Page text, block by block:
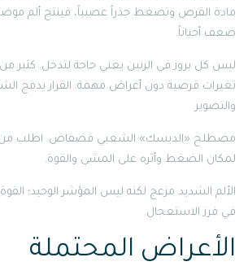
مادة القرص وتضغط جذراً عصبياً، فينتج ألم
ضعف أحياناً.
ليس كل بروز في الرنين يعني حاجة لتدخل. كثير من
تغيرات قرصية دون أعراض مهمة. القرار يدمج
والتصوير.
مصطلح «الديسك» الشعبي فضفاض. اطلب من
لمكان الضغط وأثره على المشي والقوة.
الألم الشديد مزعج لكنه ليس المؤشر الوحيد؛ القوة
في فرز الاستعجال.
الأعراض المحتملة